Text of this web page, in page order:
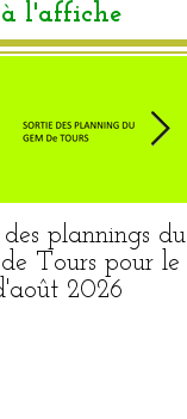
à l'affiche
plannings du
Tours pour le
2026